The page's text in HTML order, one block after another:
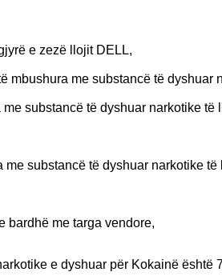
e zezë llojit DELL,
mbushura me substancë të
substancë të dyshuar narkotike
me substancë të dyshuar narkotike
bardhë me targa vendore,
e dyshuar për Kokainë është